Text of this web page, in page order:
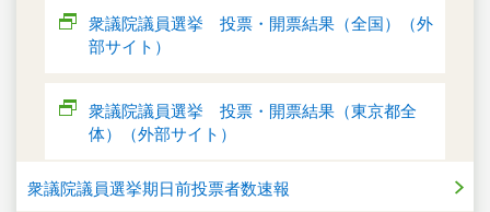
衆議院議員選挙 投票・開票結果（全国）（外
部サイト）
衆議院議員選挙 投票・開票結果（東京都全
体）（外部サイト）
衆議院議員選挙期日前投票者数速報